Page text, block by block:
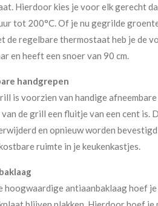
Hierdoor kies je voor elk gerecht
tot 200°C. Of je nu gegrilde
de regelbare thermostaat heb je de
en heeft een snoer van 90 cm.
handgrepen
is voorzien van handige
de grill een fluitje van een cent is.
en opnieuw worden
ruimte in je keukenkastjes.
hoogwaardige antiaanbaklaag hoef